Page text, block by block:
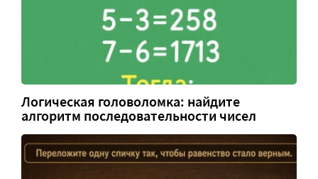
Логическая головоломка: найдите
алгоритм последовательности чисел